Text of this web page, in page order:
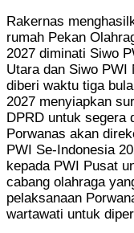
Rakernas
rumah Pekan
2027 diminati Siwo
Utara dan Siwo PWI
diberi waktu tiga
2027 menyiapkan
DPRD untuk segera
Porwanas akan
PWI Se-Indonesia
kepada PWI Pusat
cabang olahraga
pelaksanaan
wartawati untuk